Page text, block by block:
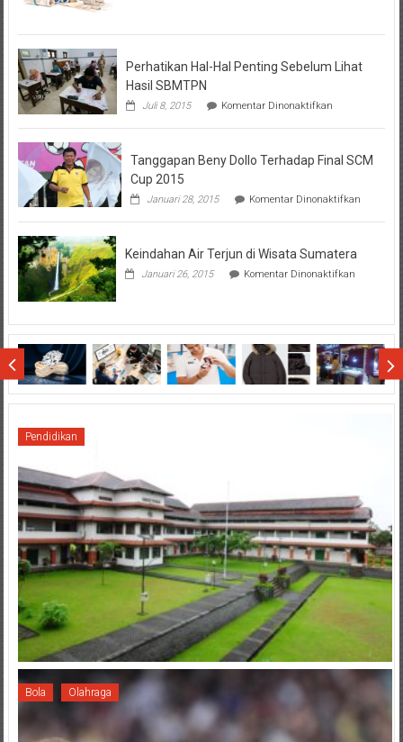
KPR
Perhatikan Hal-Hal Penting Sebelum Lihat
Hasil SBMTPN
Juli 8, 2015 Komentar Dinonaktifkanpada
Hal-
Penting
Hasil
Tanggapan Beny Dollo Terhadap Final SCM
Cup 2015
Januari 28, 2015 Komentar Dinonaktifkanpada
Beny
Keindahan Air Terjun di Wisata Sumatera
Januari 26, 2015 Komentar Dinonaktifkanpada
di
Wisata
Sumatera
Pendidikan
Bola Olahraga